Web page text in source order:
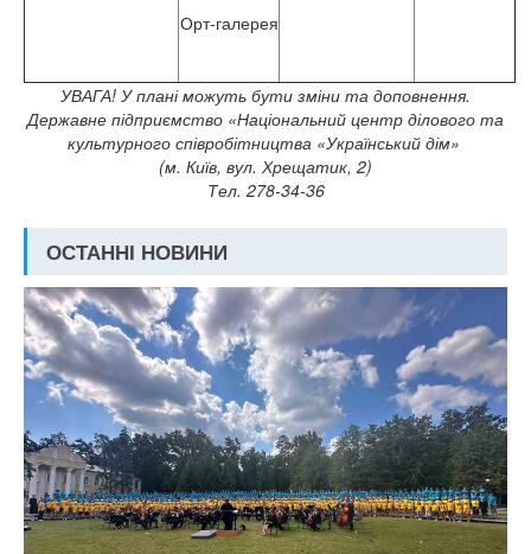
Орт-галерея
УВАГА! У плані можуть бути зміни та доповнення.
Державне підприємство «Національний центр ділового та
культурного співробітництва «Український дім»
(м. Київ, вул. Хрещатик, 2)
Тел. 278-34-36
ОСТАННІ НОВИНИ